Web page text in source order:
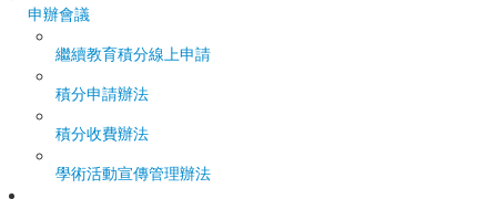
申辦會議
繼續教育積分線上申請
積分申請辦法
積分收費辦法
學術活動宣傳管理辦法